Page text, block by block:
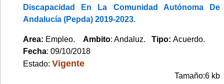
Discapacidad En La Comunidad Autónoma De
Andalucía (Pepda) 2019-2023.
Area: Empleo. Ambito: Andaluz. Tipo: Acuerdo.
Fecha: 09/10/2018
Estado: Vigente
Tamaño:6 kb